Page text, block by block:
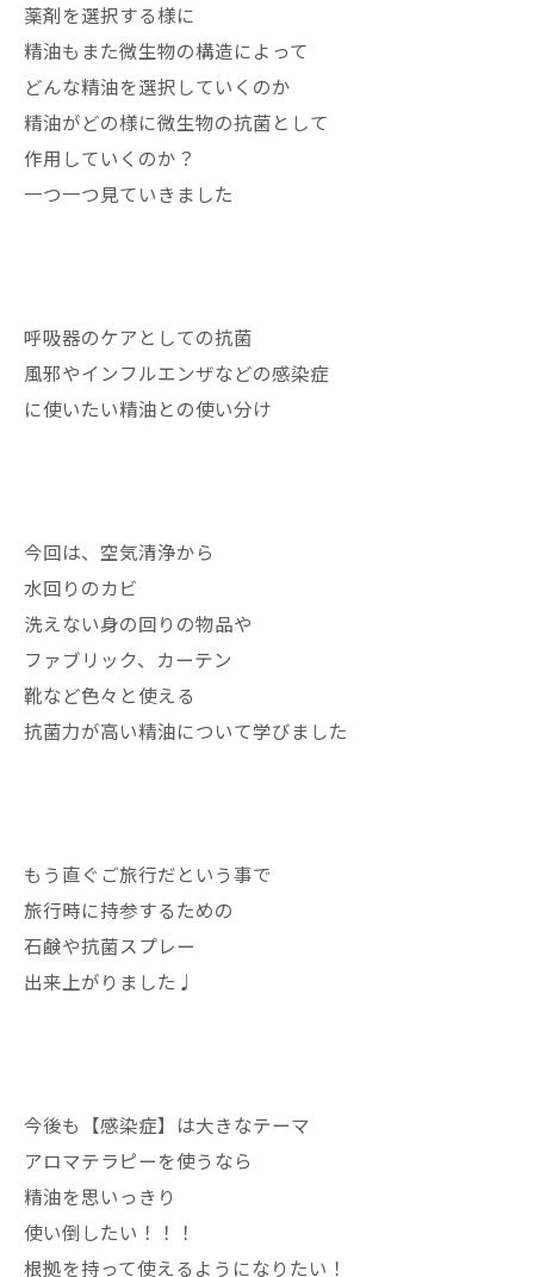
薬剤を選択する様に
精油もまた微生物の構造によって
どんな精油を選択していくのか
精油がどの様に微生物の抗菌として
作用していくのか？
一つ一つ見ていきました
呼吸器のケアとしての抗菌
風邪やインフルエンザなどの感染症
に使いたい精油との使い分け
今回は、空気清浄から
水回りのカビ
洗えない身の回りの物品や
ファブリック、カーテン
靴など色々と使える
抗菌力が高い精油について学びました
もう直ぐご旅行だという事で
旅行時に持参するための
石鹸や抗菌スプレー
出来上がりました♩
今後も【感染症】は大きなテーマ
アロマテラピーを使うなら
精油を思いっきり
使い倒したい！！！
根拠を持って使えるようになりたい！